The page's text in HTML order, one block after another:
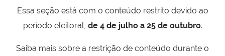
Essa seção está com o conteúdo restrito devido ao
período eleitoral, de 4 de julho a 25 de outubro.
Saiba mais sobre a restrição de conteúdo durante o